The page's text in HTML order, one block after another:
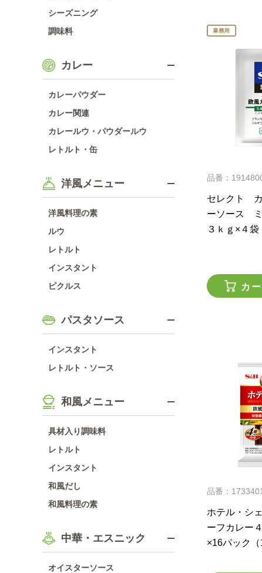
シーズニング
調味料
カレー
カレーパウダー
カレー関連
カレールウ・パウダールウ
レトルト・缶
洋風メニュー
洋風料理の素
ルウ
レトルト
インスタント
ピクルス
パスタソース
インスタント
レトルト・ソース
和風メニュー
具材入り調味料
レトルト
インスタント
和風だし
和風料理の素
中華・エスニック
オイスターソース
品番：
セレクト
ーソース
３ｋｇ×４袋
カ
品番：
ホテル・シ
ーフカレー
×16パック（